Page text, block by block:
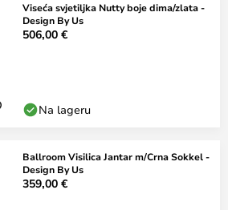
Viseća svjetiljka Nutty boje dima/zlata -
Design By Us
506,00 €
Na lageru
Ballroom Visilica Jantar m/Crna Sokkel -
Design By Us
359,00 €